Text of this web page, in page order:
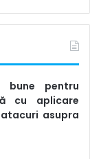
și instrumente
bune pentru
cu aplicare
asupra